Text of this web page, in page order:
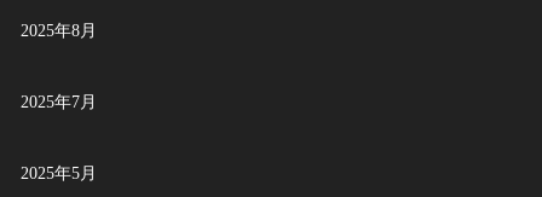
2025年8月
2025年7月
2025年5月